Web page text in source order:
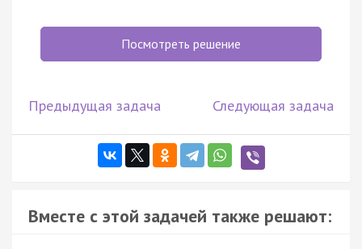
Посмотреть решение
Предыдущая задача Следующая задача
Вместе с этой задачей также решают: